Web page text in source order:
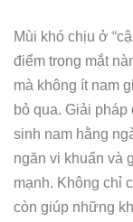
Mùi khó chịu ở
điểm trong mắt
mà không ít nam
bỏ qua. Giải
sinh nam hằng
ngăn vi khuẩn và
mạnh. Không chỉ
còn giúp những